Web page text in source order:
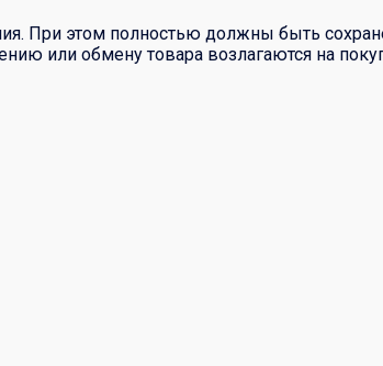
При этом полностью должны быть
или обмену товара возлагаются на